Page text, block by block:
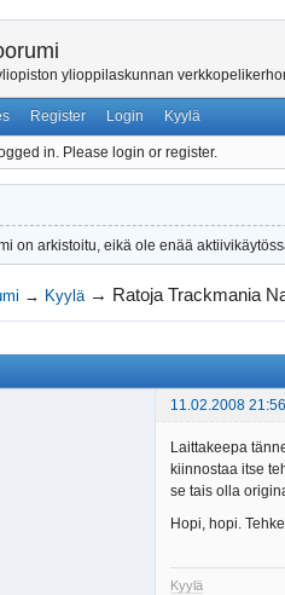
ylioppilaskunnan
Register Login Kyylä
in. Please login or register.
on arkistoitu, eikä ole enää
→ Kyylä → Ratoja Trackmania
11.02.2008
Laittakeepa
kiinnostaa itse
se tais olla
Hopi, hopi.
Kyylä